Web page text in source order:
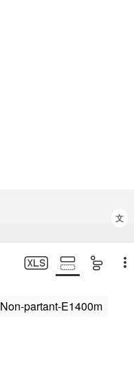
文
Non-partant-E1400m